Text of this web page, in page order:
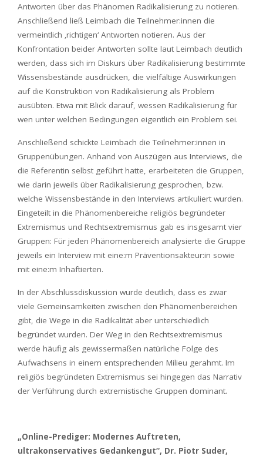
Antworten über das Phänomen Radikalisierung zu notieren.
Anschließend ließ Leimbach die Teilnehmer:innen die
vermeintlich ‚richtigen‘ Antworten notieren. Aus der
Konfrontation beider Antworten sollte laut Leimbach deutlich
werden, dass sich im Diskurs über Radikalisierung bestimmte
Wissensbestände ausdrücken, die vielfältige Auswirkungen
auf die Konstruktion von Radikalisierung als Problem
ausübten. Etwa mit Blick darauf, wessen Radikalisierung für
wen unter welchen Bedingungen eigentlich ein Problem sei.
Anschließend schickte Leimbach die Teilnehmer:innen in
Gruppenübungen. Anhand von Auszügen aus Interviews, die
die Referentin selbst geführt hatte, erarbeiteten die Gruppen,
wie darin jeweils über Radikalisierung gesprochen, bzw.
welche Wissensbestände in den Interviews artikuliert wurden.
Eingeteilt in die Phänomenbereiche religiös begründeter
Extremismus und Rechtsextremismus gab es insgesamt vier
Gruppen: Für jeden Phänomenbereich analysierte die Gruppe
jeweils ein Interview mit eine:m Präventionsakteur:in sowie
mit eine:m Inhaftierten.
In der Abschlussdiskussion wurde deutlich, dass es zwar
viele Gemeinsamkeiten zwischen den Phänomenbereichen
gibt, die Wege in die Radikalität aber unterschiedlich
begründet wurden. Der Weg in den Rechtsextremismus
werde häufig als gewissermaßen natürliche Folge des
Aufwachsens in einem entsprechenden Milieu gerahmt. Im
religiös begründeten Extremismus sei hingegen das Narrativ
der Verführung durch extremistische Gruppen dominant.
„Online-Prediger: Modernes Auftreten,
ultrakonservatives Gedankengut“, Dr. Piotr Suder,